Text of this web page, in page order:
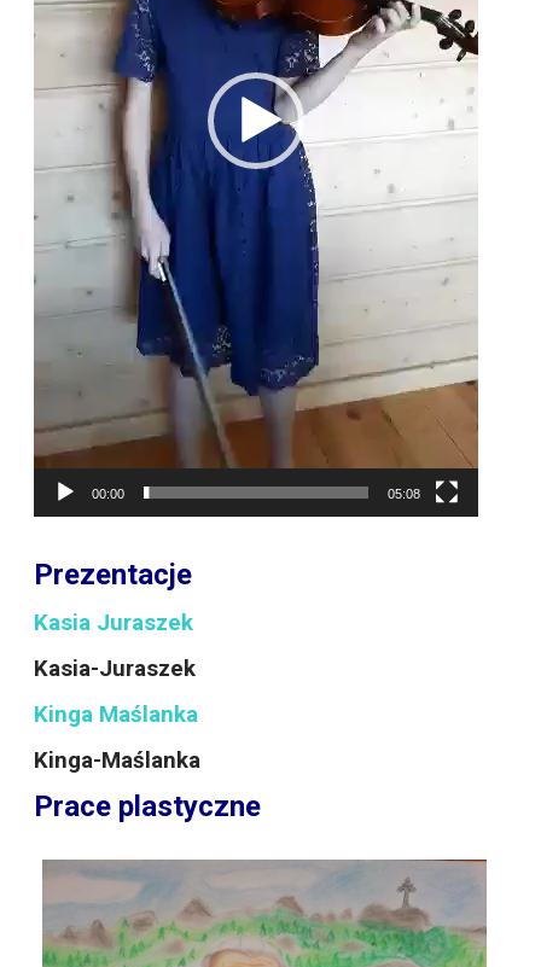
00:00 05:08
Prezentacje
Kasia Juraszek
Kasia-Juraszek
Kinga Maślanka
Kinga-Maślanka
Prace plastyczne